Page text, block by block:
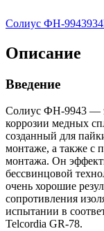
Солиус ФН-9943
Описание
Введение
Солиус ФН-9943 —
коррозии медных
созданный для
монтаже, а также с
монтажа. Он
бессвинцовой
очень хорошие
сопротивления
испытании в
Telcordia GR-78.